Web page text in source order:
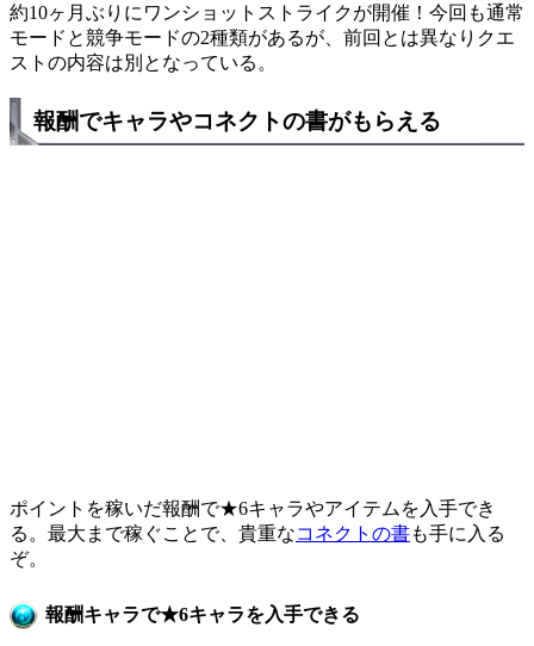
約10ヶ月ぶりにワンショットストライクが開催！今回も通常
モードと競争モードの2種類があるが、前回とは異なりクエ
ストの内容は別となっている。
報酬でキャラやコネクトの書がもらえる
ポイントを稼いだ報酬で★6キャラやアイテムを入手でき
る。最大まで稼ぐことで、貴重なコネクトの書も手に入る
ぞ。
報酬キャラで★6キャラを入手できる